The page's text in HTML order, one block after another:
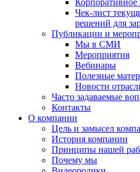
Корпоративное
Чек-лист
решений для
Публикации и
Мы в СМИ
Мероприятия
Вебинары
Полезные
Новости
Часто задаваемые
Контакты
О компании
Цель и замысел
История компании
Принципы нашей
Почему мы